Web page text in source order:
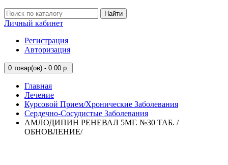
Найти
Личный кабинет
Регистрация
Авторизация
0 товар(ов) - 0.00 р.
Главная
Лечение
Курсовой Прием/Хронические Заболевания
Сердечно-Сосудистые Заболевания
АМЛОДИПИН РЕНЕВАЛ 5МГ. №30 ТАБ. /
ОБНОВЛЕНИЕ/